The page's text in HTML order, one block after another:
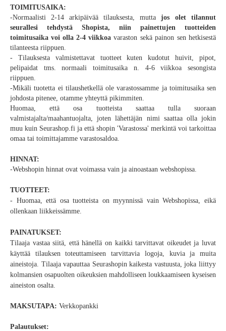
TOIMITUSAIKA:
-Normaalisti 2-14 arkipäivää tilauksesta, mutta jos olet tilannut
seurallesi tehdystä Shopista, niin painettujen tuotteiden
toimitusaika voi olla 2-4 viikkoa varaston sekä painon sen hetkisestä
tilanteesta riippuen
- Tilauksesta valmistettavat tuotteet kuten kudotut huivit, pipot,
pelipaidat tms. normaali toimitusaika n. 4-6 viikkoa sesongista
riippuen.
-Mikäli tuotetta ei tilaushetkellä ole varastossamme ja toimitusaika sen
johdosta pitenee, otamme yhteyttä pikimmiten.
Huomaa, että osa tuotteista saattaa tulla suoraan
valmistajalta/maahantuojalta, joten lähettäjän nimi saattaa olla jokin
muu kuin Seurashop.fi ja että shopin 'Varastossa' merkintä voi tarkoittaa
omaa tai toimittajamme varastosaldoa.
HINNAT:
-Webshopin hinnat ovat voimassa vain ja ainoastaan webshopissa.
TUOTTEET:
- Huomaa, että osa tuotteista on myynnissä vain Webshopissa, eikä
ollenkaan liikkeissämme.
PAINATUKSET:
Tilaaja vastaa siitä, että hänellä on kaikki tarvittavat oikeudet ja luvat
käyttää tilauksen toteuttamiseen tarvittavia logoja, kuvia ja muita
aineistoja. Tilaaja vapauttaa Seurashopin kaikesta vastuusta, joka liittyy
kolmansien osapuolten oikeuksien mahdolliseen loukkaamiseen kyseisen
aineiston osalta.
MAKSUTAPA: Verkkopankki
Palautukset: